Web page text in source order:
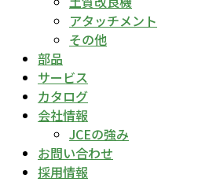
アタッチメント
その他
部品
サービス
カタログ
会社情報
JCEの強み
お問い合わせ
採用情報